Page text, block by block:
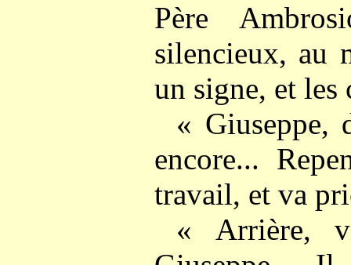
Père
silencieux, au
un signe, et les
« Giuseppe,
encore...
travail, et va
« Arrière,